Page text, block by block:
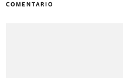
COMENTARIO